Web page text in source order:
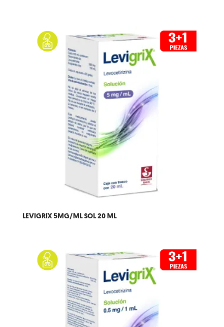
LEVIGRIX 5MG/ML SOL 20 ML